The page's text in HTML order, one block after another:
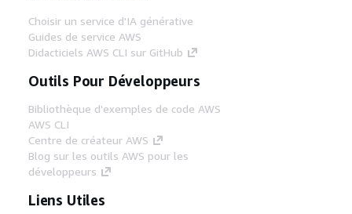
Choisir un service d'IA générative
Guides de service AWS
Didacticiels AWS CLI sur GitHub
Outils Pour Développeurs
Bibliothèque d'exemples de code AWS
AWS CLI
Centre de créateur AWS
Blog sur les outils AWS pour les
développeurs
Liens Utiles